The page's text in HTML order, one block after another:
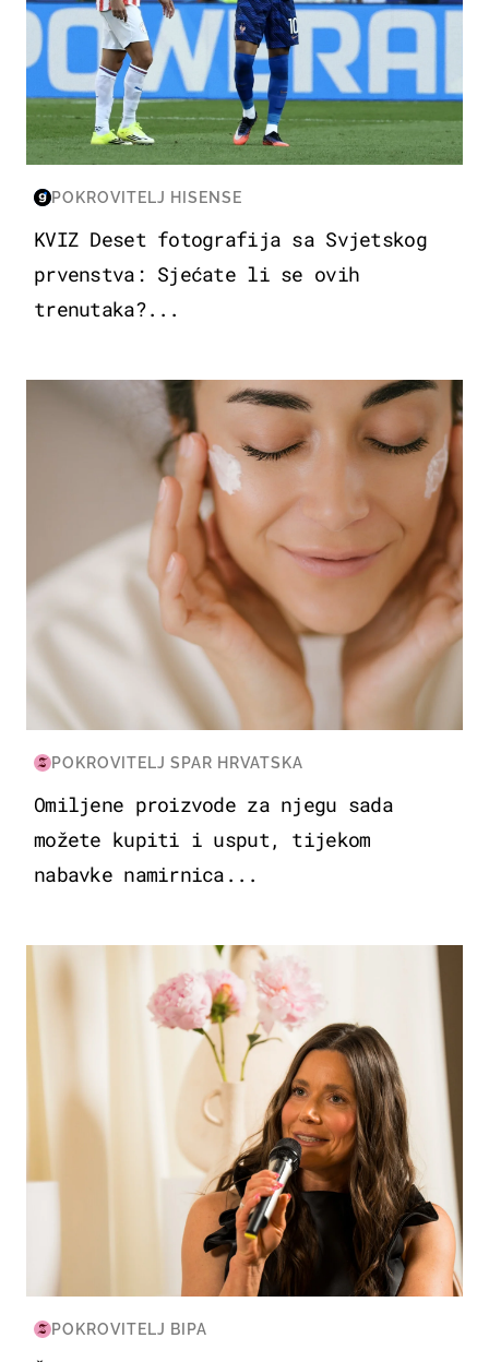
POKROVITELJ HISENSE
KVIZ Deset fotografija sa Svjetskog
prvenstva: Sjećate li se ovih
trenutaka?...
MODA & LJEPOTA
POKROVITELJ SPAR HRVATSKA
Omiljene proizvode za njegu sada
možete kupiti i usput, tijekom
nabavke namirnica...
MODA & LJEPOTA
POKROVITELJ BIPA